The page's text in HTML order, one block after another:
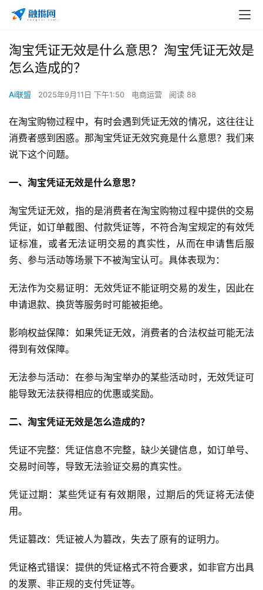
淘宝凭证无效是什么意思？淘宝凭证无效是
怎么造成的？
Ai联盟 2025年9月11日 下午1:50 电商运营 阅读 88
在淘宝购物过程中，有时会遇到凭证无效的情况，这往往让
消费者感到困惑。那淘宝凭证无效究竟是什么意思？我们来
说下这个问题。
一、淘宝凭证无效是什么意思？
淘宝凭证无效，指的是消费者在淘宝购物过程中提供的交易
凭证，如订单截图、付款凭证等，不符合淘宝规定的有效凭
证标准，或者无法证明交易的真实性，从而在申请售后服
务、参与活动等场景下不被淘宝认可。具体表现为：
无法作为交易证明：无效凭证不能证明交易的发生，因此在
申请退款、换货等服务时可能被拒绝。
影响权益保障：如果凭证无效，消费者的合法权益可能无法
得到有效保障。
无法参与活动：在参与淘宝举办的某些活动时，无效凭证可
能导致无法获得相应的优惠或奖励。
二、淘宝凭证无效是怎么造成的？
凭证不完整：凭证信息不完整，缺少关键信息，如订单号、
交易时间等，导致无法验证交易的真实性。
凭证过期：某些凭证有有效期限，过期后的凭证将无法使
用。
凭证篡改：凭证被人为篡改，失去了原有的证明力。
凭证格式错误：提供的凭证格式不符合要求，如非官方出具
的发票、非正规的支付凭证等。